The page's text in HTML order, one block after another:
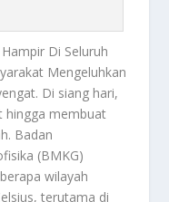
Di Seluruh
Mengeluhkan
Di siang hari,
hingga membuat
Badan
(BMKG)
wilayah
terutama di